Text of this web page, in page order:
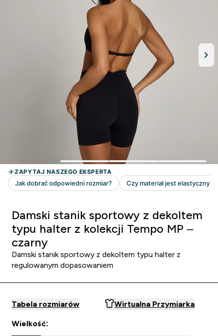
Damski stanik sportowy z dekoltem
typu halter z kolekcji Tempo MP –
czarny
Damski stanik sportowy z dekoltem typu halter z
regulowanym dopasowaniem
Tabela rozmiarów Wirtualna Przymiarka
Wielkość: